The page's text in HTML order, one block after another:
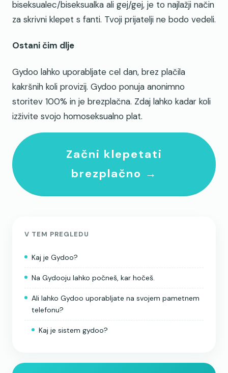
biseksualec/biseksualka ali gej/gej, je to najlažji način
za skrivni klepet s fanti. Tvoji prijatelji ne bodo vedeli.
Ostani čim dlje
Gydoo lahko uporabljate cel dan, brez plačila
kakršnih koli provizij. Gydoo ponuja anonimno
storitev 100% in je brezplačna. Zdaj lahko kadar koli
izživite svojo homoseksualno plat.
Začni klepetati
brezplačno →
V TEM PREGLEDU
Kaj je Gydoo?
Na Gydooju lahko počneš, kar hočeš.
Ali lahko Gydoo uporabljate na svojem pametnem
telefonu?
Kaj je sistem gydoo?